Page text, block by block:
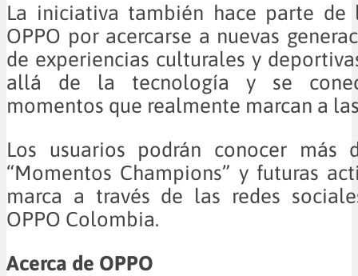
La iniciativa también hace parte de
OPPO por acercarse a nuevas
de experiencias culturales y
allá de la tecnología y se
momentos que realmente marcan a
Los usuarios podrán conocer más
“Momentos Champions” y futuras
marca a través de las redes
OPPO Colombia.
Acerca de OPPO